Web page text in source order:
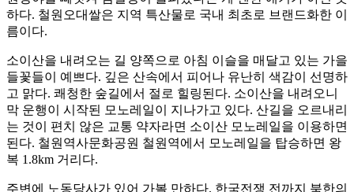
하다. 철원오대쌀은 지역 특산물로 국내 최초로 브랜드화한 이
름이다.
소이산을 내려오는 길 양쪽으로 아침 이슬을 매달고 있는 가을
들꽃들이 예쁘다. 깊은 산속에서 피어나 유난히 색감이 선명하
고 맑다. 쾌청한 숲길에서 절로 힐링된다. 소이산을 내려오니
막 운행이 시작된 모노레일이 지나가고 있다. 산길을 오르내리
는 것이 편치 않은 교통 약자라면 소이산 모노레일을 이용하면
된다. 철원역사문화공원 철원역에서 모노레일을 탑승하면 왕
복 1.8km 거리다.
주변에 노동당사가 있어 가볼 만하다. 한국전쟁 전까지 북한의